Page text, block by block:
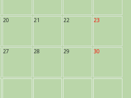
20 21 22 23
27 28 29 30